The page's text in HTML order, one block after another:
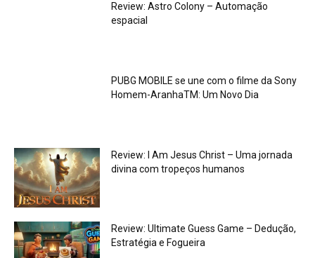
Review: Astro Colony – Automação
espacial
PUBG MOBILE se une com o filme da Sony
Homem-AranhaTM: Um Novo Dia
Review: I Am Jesus Christ – Uma jornada
divina com tropeços humanos
Review: Ultimate Guess Game – Dedução,
Estratégia e Fogueira